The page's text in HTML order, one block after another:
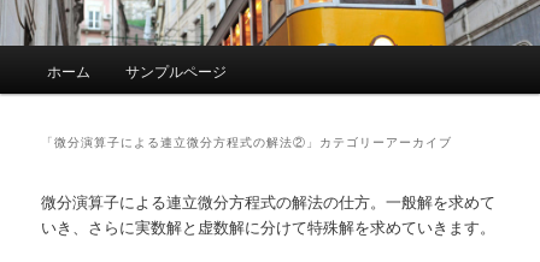
ホーム サンプルページ
「微分演算子による連立微分方程式の解法② 」カテゴリーアーカイブ
微分演算子による連立微分方程式の解法の仕方。一般解を求めて
いき、さらに実数解と虚数解に分けて特殊解を求めていきます。